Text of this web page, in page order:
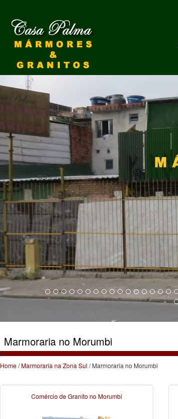
Marmoraria no Morumbi
Home/Marmoraria na Zona Sul / Marmoraria no Morumbi
Comércio de Granito no Morumbi